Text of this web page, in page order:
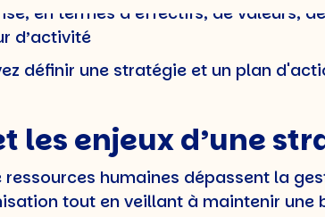
en termes d’effectifs, de valeurs,
d’activité
définir une stratégie et un plan
les enjeux d’une
humaines dépassent la
tout en veillant à maintenir